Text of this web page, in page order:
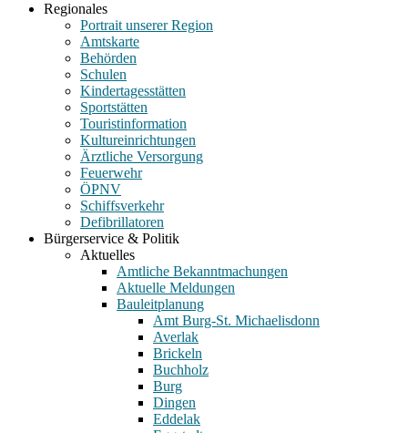
Regionales
Portrait unserer Region
Amtskarte
Behörden
Schulen
Kindertagesstätten
Sportstätten
Touristinformation
Kultureinrichtungen
Ärztliche Versorgung
Feuerwehr
ÖPNV
Schiffsverkehr
Defibrillatoren
Bürgerservice & Politik
Aktuelles
Amtliche Bekanntmachungen
Aktuelle Meldungen
Bauleitplanung
Amt Burg-St. Michaelisdonn
Averlak
Brickeln
Buchholz
Burg
Dingen
Eddelak